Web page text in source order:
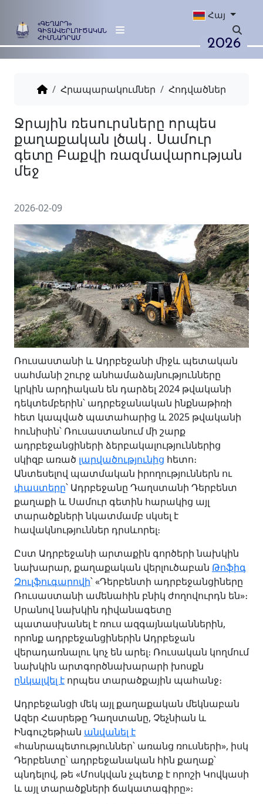
«ԳԵՂԱՐԴ»
ԳԻՏԱՎԵՐԼՈՒԾԱԿԱՆ
ՀԻՄՆԱԴՐԱՄ
Հայ
2026
Հրապարակումներ Հոդվածներ
Ջրային ռեսուրսները
քաղաքական լծակ․
մեջ
2026-02-09
Ռուսաստանի և Ադրբեջանի միջև պետական
սահմանի շուրջ անհամաձայնությունները
կրկին արդիական են դարձել 2024 թվականի
դեկտեմբերին՝ ադրբեջանական ինքնաթիռի
հետ կապված պատահարից և 2025 թվականի
հունիսին՝ Ռուսաստանում մի շարք
ադրբեջանցիների ձերբակալություններից
սկիզբ առած լարվածությունից հետո։
Անտեսելով պատմական իրողություններն ու
փաստերը՝ Ադրբեջանը Դաղստանի Դերբենտ
քաղաքի և Սամուր գետին հարակից այլ
տարածքների նկատմամբ սկսել է
հավակնություններ դրսևորել։
Ըստ Ադրբեջանի արտաքին գործերի նախկին
նախարար, քաղաքական վերլուծաբան Թոֆիգ
Զուլֆուգարովի՝ «Դերբենտի ադրբեջանցիները
Ռուսաստանի ամենահին բնիկ ժողովուրդն են»։
Սրանով նախկին դիվանագետը
պատասխանել է ռուս ազգայնականներին,
որոնք ադրբեջանցիներին Ադրբեջան
վերադառնալու կոչ են արել։ Ռուսական կողմում
նախկին արտգործնախարարի խոսքն
ընկալվել է որպես տարածքային պահանջ։
Ադրբեջանցի մեկ այլ քաղաքական մեկնաբան
Ազեր Հասրեթը Դաղստանը, Չեչնիան և
Ինգուշեթիան անվանել է
«հանրապետություններ՝ առանց ռուսների», իսկ
Դերբենտը՝ ադրբեջանական հին քաղաք՝
պնդելով, թե «Մոսկվան չպետք է որոշի Կովկասի
և այլ տարածքների ճակատագիրը»։